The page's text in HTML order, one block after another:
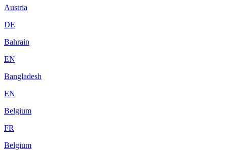
Austria
DE
Bahrain
EN
Bangladesh
EN
Belgium
FR
Belgium